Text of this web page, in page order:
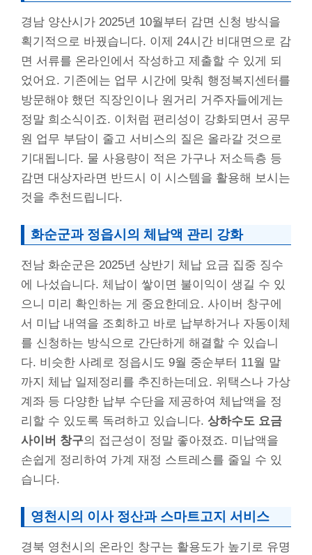
경남 양산시가 2025년 10월부터 감면 신청 방식을
획기적으로 바꿨습니다. 이제 24시간 비대면으로 감
면 서류를 온라인에서 작성하고 제출할 수 있게 되
었어요. 기존에는 업무 시간에 맞춰 행정복지센터를
방문해야 했던 직장인이나 원거리 거주자들에게는
정말 희소식이죠. 이처럼 편리성이 강화되면서 공무
원 업무 부담이 줄고 서비스의 질은 올라갈 것으로
기대됩니다. 물 사용량이 적은 가구나 저소득층 등
감면 대상자라면 반드시 이 시스템을 활용해 보시는
것을 추천드립니다.
화순군과 정읍시의 체납액 관리 강화
전남 화순군은 2025년 상반기 체납 요금 집중 징수
에 나섰습니다. 체납이 쌓이면 불이익이 생길 수 있
으니 미리 확인하는 게 중요한데요. 사이버 창구에
서 미납 내역을 조회하고 바로 납부하거나 자동이체
를 신청하는 방식으로 간단하게 해결할 수 있습니
다. 비슷한 사례로 정읍시도 9월 중순부터 11월 말
까지 체납 일제정리를 추진하는데요. 위택스나 가상
계좌 등 다양한 납부 수단을 제공하여 체납액을 정
리할 수 있도록 독려하고 있습니다. 상하수도 요금
사이버 창구의 접근성이 정말 좋아졌죠. 미납액을
손쉽게 정리하여 가계 재정 스트레스를 줄일 수 있
습니다.
영천시의 이사 정산과 스마트고지 서비스
경북 영천시의 온라인 창구는 활용도가 높기로 유명